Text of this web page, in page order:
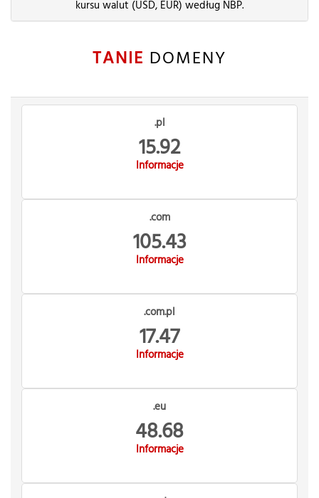
kursu walut (USD, EUR) według NBP.
TANIE DOMENY
.pl
15.92
Informacje
.com
105.43
Informacje
.com.pl
17.47
Informacje
.eu
48.68
Informacje